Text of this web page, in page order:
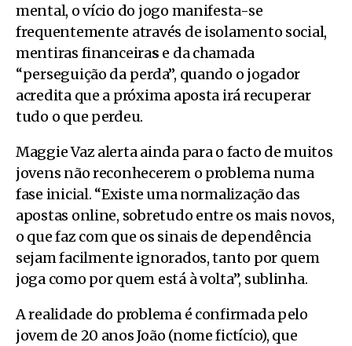
mental, o vício do jogo manifesta-se
frequentemente através de isolamento social,
mentiras financeiras e da chamada
“perseguição da perda”, quando o jogador
acredita que a próxima aposta irá recuperar
tudo o que perdeu.
Maggie Vaz alerta ainda para o facto de muitos
jovens não reconhecerem o problema numa
fase inicial. “Existe uma normalização das
apostas online, sobretudo entre os mais novos,
o que faz com que os sinais de dependência
sejam facilmente ignorados, tanto por quem
joga como por quem está à volta”, sublinha.
A realidade do problema é confirmada pelo
jovem de 20 anos João (nome fictício), que